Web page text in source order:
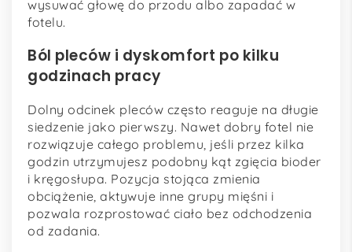
wysuwać głowę do przodu albo zapadać w
fotelu.
Ból pleców i dyskomfort po kilku
godzinach pracy
Dolny odcinek pleców często reaguje na długie
siedzenie jako pierwszy. Nawet dobry fotel nie
rozwiązuje całego problemu, jeśli przez kilka
godzin utrzymujesz podobny kąt zgięcia bioder
i kręgosłupa. Pozycja stojąca zmienia
obciążenie, aktywuje inne grupy mięśni i
pozwala rozprostować ciało bez odchodzenia
od zadania.